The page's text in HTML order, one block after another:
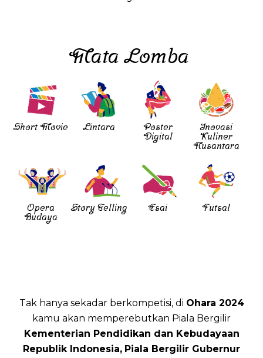
Mata Lomba
Short Movie Lintara
Poster
Digital
Inovasi
Kuliner
Nusantara
Opera
Budaya
Story Telling Esai Futsal
Tak hanya sekadar berkompetisi, di Ohara 2024
kamu akan memperebutkan Piala Bergilir
Kementerian Pendidikan dan Kebudayaan
Republik Indonesia, Piala Bergilir Gubernur